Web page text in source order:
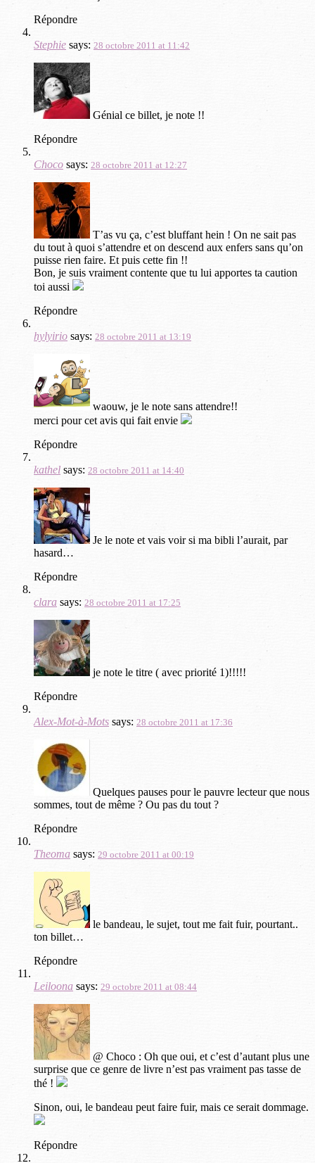
Répondre
Stephie says: 28 octobre 2011 at 11:42
Génial ce billet, je note !!
Répondre
Choco says: 28 octobre 2011 at 12:27
T’as vu ça, c’est bluffant hein ! On ne sait pas
du tout à quoi s’attendre et on descend aux enfers sans qu’on
puisse rien faire. Et puis cette fin !!
Bon, je suis vraiment contente que tu lui apportes ta caution
toi aussi
Répondre
hylyirio says: 28 octobre 2011 at 13:19
waouw, je le note sans attendre!!
merci pour cet avis qui fait envie
Répondre
kathel says: 28 octobre 2011 at 14:40
Je le note et vais voir si ma bibli l’aurait, par
hasard…
Répondre
clara says: 28 octobre 2011 at 17:25
je note le titre ( avec priorité 1)!!!!!
Répondre
Alex-Mot-à-Mots says: 28 octobre 2011 at 17:36
Quelques pauses pour le pauvre lecteur que nous
sommes, tout de même ? Ou pas du tout ?
Répondre
Theoma says: 29 octobre 2011 at 00:19
le bandeau, le sujet, tout me fait fuir, pourtant..
ton billet…
Répondre
Leiloona says: 29 octobre 2011 at 08:44
@ Choco : Oh que oui, et c’est d’autant plus une
surprise que ce genre de livre n’est pas vraiment pas tasse de
thé !
Sinon, oui, le bandeau peut faire fuir, mais ce serait dommage.
Répondre